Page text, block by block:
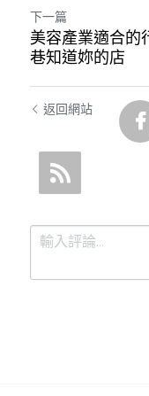
下一篇
美容產業適合的
巷知道妳的店
返回網站